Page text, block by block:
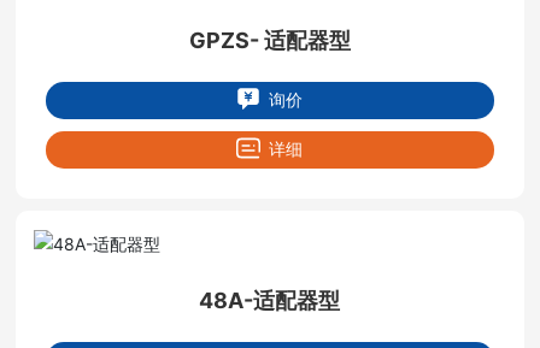
GPZS- 适配器型
询价
详细
48A-适配器型